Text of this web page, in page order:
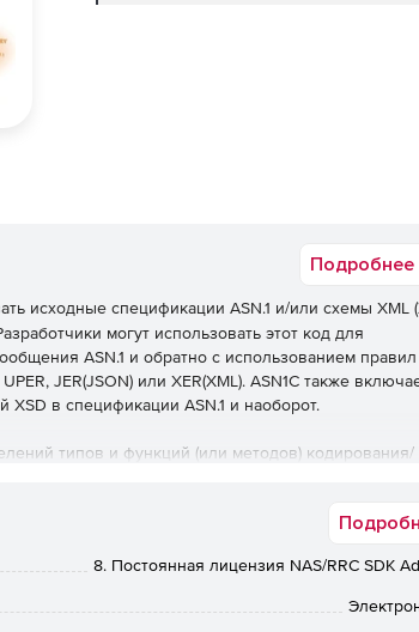
Подробнее
исходные спецификации ASN.1 и/или схемы XML
могут использовать этот код для
ASN.1 и обратно с использованием правил
JER(JSON) или XER(XML). ASN1C также
в спецификации ASN.1 и наоборот.
типов и функций (или методов) кодирования/
библиотека содержит процедуры для
или декодирования более сложных типов
8. Постоянная лицензия NAS/RRC SDK